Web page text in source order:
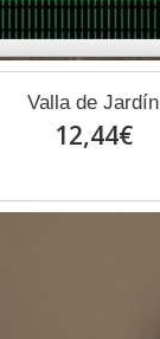
Valla de Jardín
12,44€